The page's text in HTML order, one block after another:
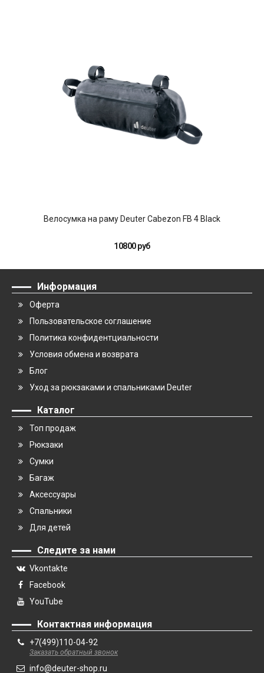
Велосумка на раму Deuter Cabezon FB 4 Black
10800 руб
Информация
Оферта
Пользовательское соглашение
Политика конфидентциальности
Условия обмена и возврата
Блог
Уход за рюкзаками и спальниками Deuter
Каталог
Топ продаж
Рюкзаки
Сумки
Багаж
Аксессуары
Спальники
Для детей
Следите за нами
Vkontakte
Facebook
YouTube
Контактная информация
+7(499)110-04-92
Заказать обратный звонок
info@deuter-shop.ru